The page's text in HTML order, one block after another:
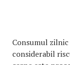
Consumul
considerabil